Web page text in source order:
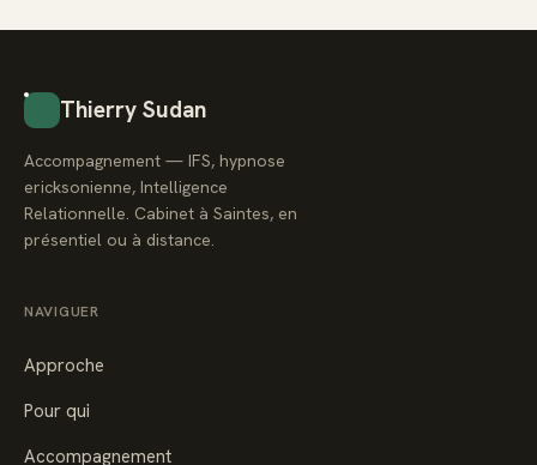
Thierry Sudan
Accompagnement — IFS, hypnose
ericksonienne, Intelligence
Relationnelle. Cabinet à Saintes, en
présentiel ou à distance.
NAVIGUER
Approche
Pour qui
Accompagnement